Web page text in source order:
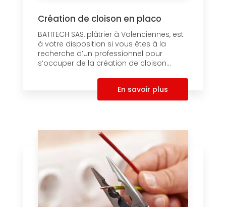
Création de cloison en placo
BATITECH SAS, plâtrier à Valenciennes, est
à votre disposition si vous êtes à la
recherche d’un professionnel pour
s’occuper de la création de cloison...
En savoir plus